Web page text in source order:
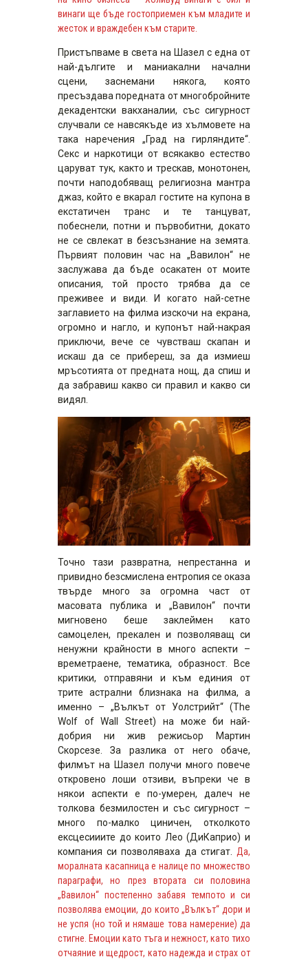
винаги ще бъде гостоприемен към младите и
жесток и враждебен към старите.
Пристъпваме в света на Шазел с една от
най-дългите и маниакални начални
сцени, заснемани някога, която
пресъздава поредната от многобройните
декадентски вакханалии, със сигурност
случвали се навсякъде из хълмовете на
така наречения „Град на гирляндите“.
Секс и наркотици от всякакво естество
царуват тук, както и трескав, монотонен,
почти наподобяващ религиозна мантра
джаз, който е вкарал гостите на купона в
екстатичен транс и те танцуват,
побеснели, потни и първобитни, докато
не се свлекат в безсъзнание на земята.
Първият половин час на „Вавилон“ не
заслужава да бъде осакатен от моите
описания, той просто трябва да се
преживее и види. И когато най-сетне
заглавието на филма изскочи на екрана,
огромно и нагло, и купонът най-накрая
приключи, вече се чувстваш скапан и
искаш да се прибереш, за да измиеш
мръсотията от предната нощ, да спиш и
да забравиш какво си правил и какво си
видял.
Точно тази развратна, непрестанна и
привидно безсмислена ентропия се оказа
твърде много за огромна част от
масовата публика и „Вавилон“ почти
мигновено беше заклеймен като
самоцелен, прекален и позволяващ си
ненужни крайности в много аспекти –
времетраене, тематика, образност. Все
критики, отправяни и към единия от
трите астрални близнака на филма, а
именно – „Вълкът от Уолстрийт“ (The
Wolf of Wall Street) на може би най-
добрия ни жив режисьор Мартин
Скорсезе. За разлика от него обаче,
филмът на Шазел получи много повече
откровено лоши отзиви, въпреки че в
някои аспекти е по-умерен, далеч не
толкова безмилостен и със сигурност –
много по-малко циничен, отколкото
ексцесииите до които Лео (ДиКаприо) и
компания си позволяваха да стигат. Да,
моралната касапница е налице по множество
параграфи, но през втората си половина
„Вавилон“ постепенно забавя темпото и си
позволява емоции, до които „Вълкът“ дори и
не успя (но той и нямаше това намерение) да
стигне. Емоции като тъга и нежност, като тихо
отчаяние и щедрост, като надежда и страх от